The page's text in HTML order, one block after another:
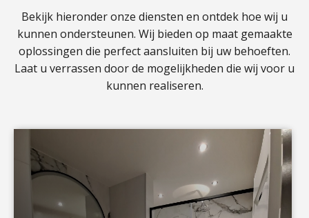
Bekijk hieronder onze diensten en ontdek hoe wij u
kunnen ondersteunen. Wij bieden op maat gemaakte
oplossingen die perfect aansluiten bij uw behoeften.
Laat u verrassen door de mogelijkheden die wij voor u
kunnen realiseren.